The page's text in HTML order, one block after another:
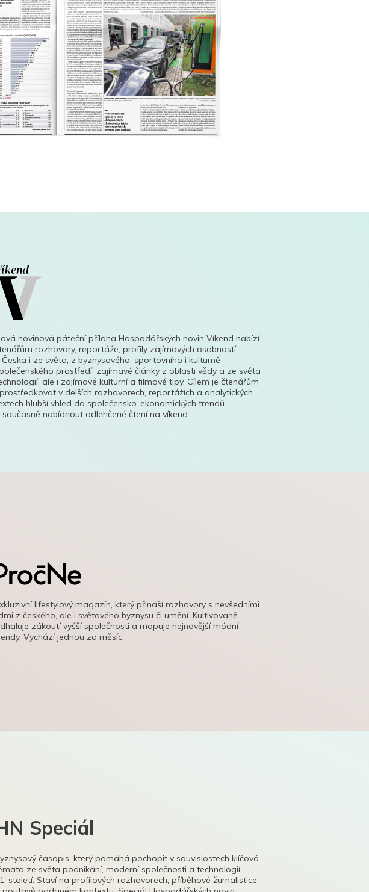
novinová páteční příloha Hospodářských novin Víkend nabízí
rozhovory, reportáže, profily zajímavých osobností
Česka i ze světa, z byznysového, sportovního i kulturně-
prostředí, zajímavé články z oblasti vědy a ze světa
ale i zajímavé kulturní a filmové tipy. Cílem je čtenářům
v delších rozhovorech, reportážích a analytických
hlubší vhled do společensko-ekonomických trendů
současně nabídnout odlehčené čtení na víkend.
lifestylový magazín, který přináší rozhovory s nevšedními
z českého, ale i světového byznysu či umění. Kultivovaně
zákoutí vyšší společnosti a mapuje nejnovější módní
Vychází jednou za měsíc.
Speciál
časopis, který pomáhá pochopit v souvislostech klíčová
ze světa podnikání, moderní společnosti a technologií
století. Staví na profilových rozhovorech, příběhové žurnalistice